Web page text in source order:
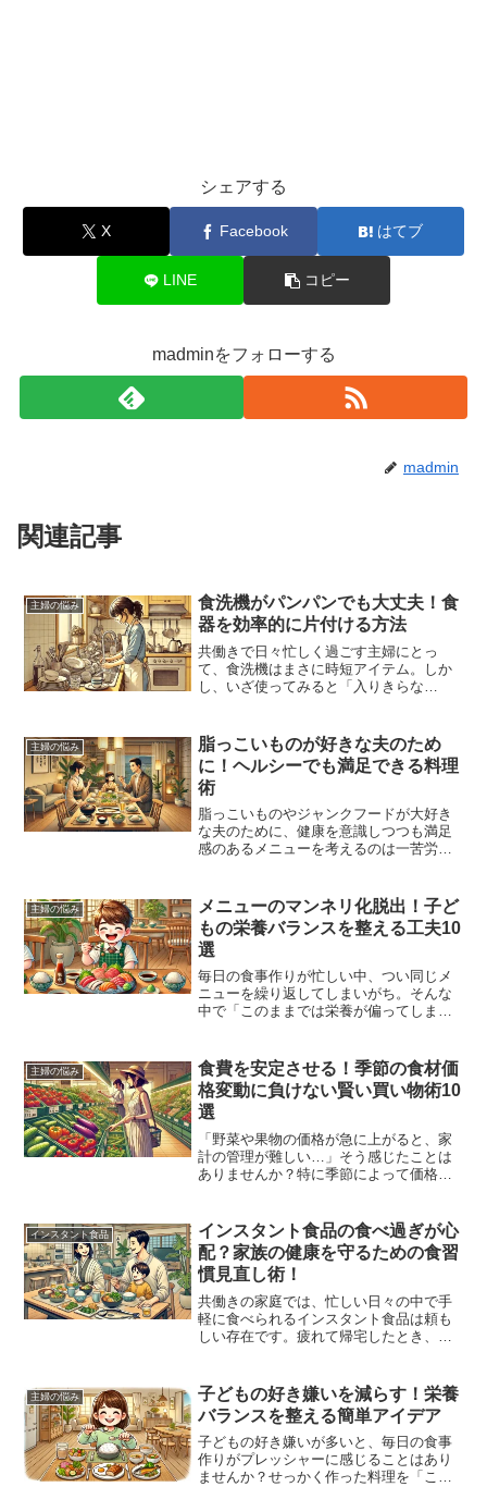
シェアする
X Facebook はてブ
LINE コピー
madminをフォローする
madmin
関連記事
主婦の悩み
食洗機がパンパンでも大丈夫！食
器を効率的に片付ける方法
共働きで日々忙しく過ごす主婦にとっ
て、食洗機はまさに時短アイテム。しか
し、いざ使ってみると「入りきらな
ラフルなお弁当箱。家族の人数が多けれ
ば、洗うべき食器も増え、気づけ...
主婦の悩み
脂っこいものが好きな夫のため
に！ヘルシーでも満足できる料理
術
脂っこいものやジャンクフードが大好き
な夫のために、健康を意識しつつも満足
感のあるメニューを考えるのは一苦労で
をご紹介します。ポイントは、夫の好み
を尊重しつつ、少しの工夫でヘルシーな
要素をプラスすること。手軽に実践でき
る具体例をたっぷりお届けします。
主婦の悩み
メニューのマンネリ化脱出！子ど
もの栄養バランスを整える工夫10
選
毎日の食事作りが忙しい中、つい同じメ
ニューを繰り返してしまいがち。そんな
中で「このままでは栄養が偏ってしまう
らせたいと思いながらも、忙しい共働き
の日常では、献立を考える時...
主婦の悩み
食費を安定させる！季節の食材価
格変動に負けない賢い買い物術10
選
「野菜や果物の価格が急に上がると、家
計の管理が難しい…」そう感じたことは
ありませんか？特に季節によって価格が
果物は家族の健康を支える重要な食材で
すが、その価格変動が予算...
インスタント食品
インスタント食品の食べ過ぎが心
配？家族の健康を守るための食習
慣見直し術！
共働きの家庭では、忙しい日々の中で手
軽に食べられるインスタント食品は頼も
しい存在です。疲れて帰宅したとき、パ
時短できるメニューはとても重宝します
よね。しかし、その便利さゆ...
主婦の悩み
子どもの好き嫌いを減らす！栄養
バランスを整える簡単アイデア
子どもの好き嫌いが多いと、毎日の食事
作りがプレッシャーに感じることはあり
ませんか？せっかく作った料理を「これ